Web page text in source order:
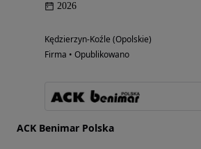
2026
Kędzierzyn-Koźle (Opolskie)
Firma • Opublikowano
ACK Benimar Polska